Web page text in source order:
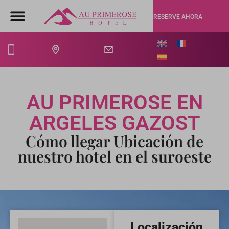
RESERVE AHORA
AU PRIMEROSE EN
ARGELES GAZOST
Cómo llegar Ubicación de
nuestro hotel en el suroeste